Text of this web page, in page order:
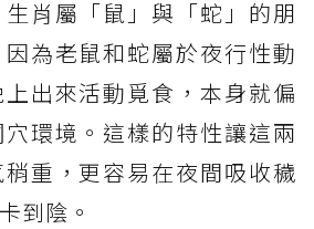
肖屬「鼠」與「蛇」的朋
為老鼠和蛇屬於夜行性動
出來活動覓食，本身就偏
環境。這樣的特性讓這兩
重，更容易在夜間吸收穢
到陰。